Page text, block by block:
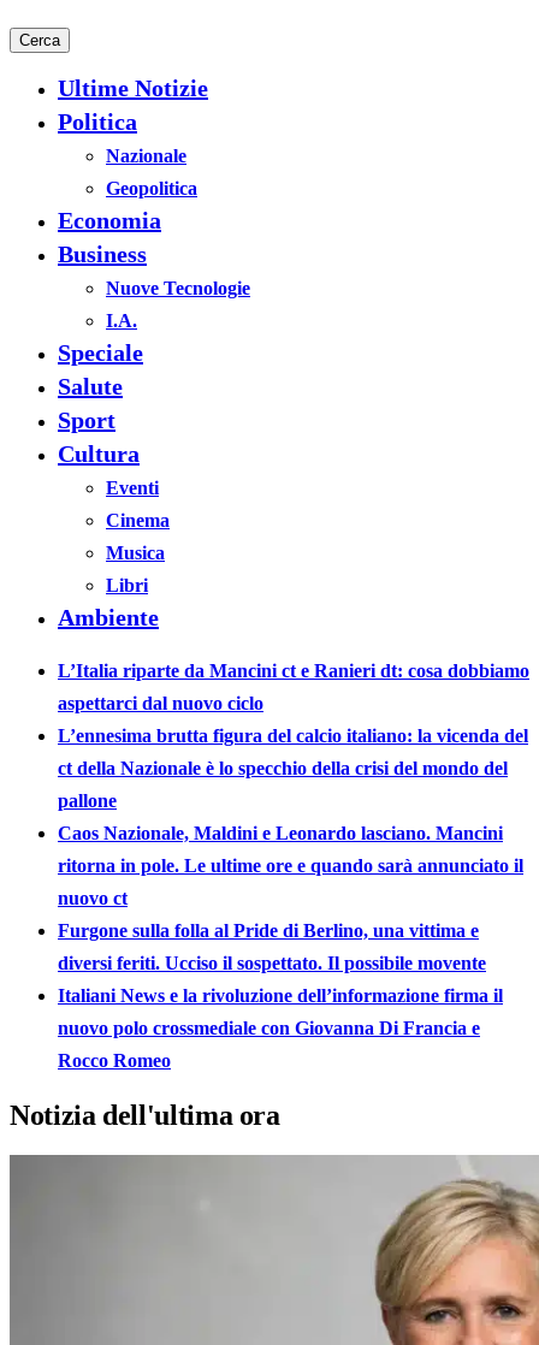
Cerca
Ultime Notizie
Politica
Nazionale
Geopolitica
Economia
Business
Nuove Tecnologie
I.A.
Speciale
Salute
Sport
Cultura
Eventi
Cinema
Musica
Libri
Ambiente
L’Italia riparte da Mancini ct e Ranieri dt: cosa dobbiamo
aspettarci dal nuovo ciclo
L’ennesima brutta figura del calcio italiano: la vicenda del
ct della Nazionale è lo specchio della crisi del mondo del
pallone
Caos Nazionale, Maldini e Leonardo lasciano. Mancini
ritorna in pole. Le ultime ore e quando sarà annunciato il
nuovo ct
Furgone sulla folla al Pride di Berlino, una vittima e
diversi feriti. Ucciso il sospettato. Il possibile movente
Italiani News e la rivoluzione dell’informazione firma il
nuovo polo crossmediale con Giovanna Di Francia e
Rocco Romeo
Notizia dell'ultima ora